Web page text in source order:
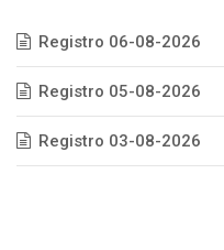
Registro 06-08-2026
Registro 05-08-2026
Registro 03-08-2026